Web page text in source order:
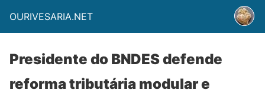
OURIVESARIA.NET
Presidente do BNDES defende
reforma tributária modular e